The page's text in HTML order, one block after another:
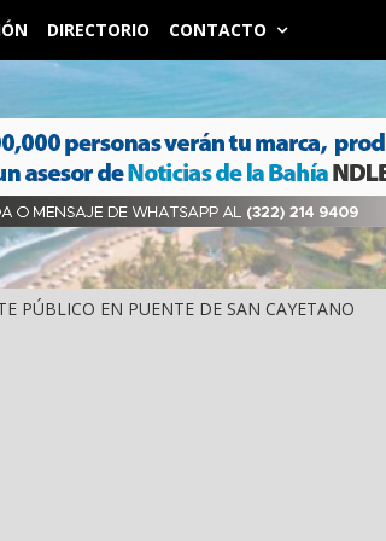
DIRECTORIO CONTACTO
PÚBLICO EN PUENTE DE SAN CAYETANO